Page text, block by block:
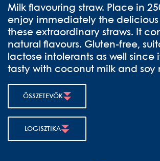
Milk flavouring straw. Place in
enjoy immediately the delicious
these extraordinary straws. It
natural flavours. Gluten-free,
lactose intolerants as well since
tasty with coconut milk and soy
ÖSSZETEVŐK
LOGISZTIKA